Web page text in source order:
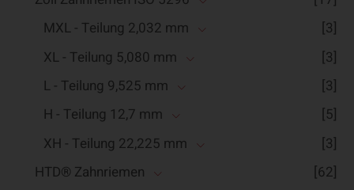
MXL - Teilung 2,032 mm
[3]
XL - Teilung 5,080 mm
[3]
L - Teilung 9,525 mm
[3]
H - Teilung 12,7 mm
[5]
XH - Teilung 22,225 mm
[3]
HTD® Zahnriemen
[62]